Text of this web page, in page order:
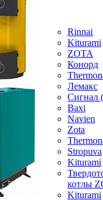
Rinnai
Kiturami
ZOTA
Конорд
Лемакс
Baxi
Navien
Zota
Stropuva
Kiturami
котлы
Kiturami